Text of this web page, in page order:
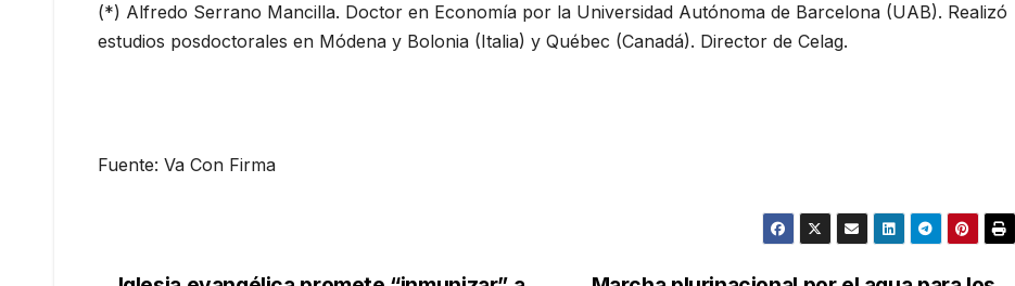
(*) Alfredo Serrano Mancilla. Doctor en Economía por la Universidad Autónoma de Barcelona (UAB). Realizó
estudios posdoctorales en Módena y Bolonia (Italia) y Québec (Canadá). Director de Celag.
Fuente: Va Con Firma